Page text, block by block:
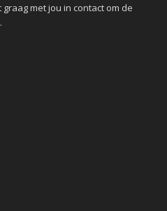
met jou in contact om de